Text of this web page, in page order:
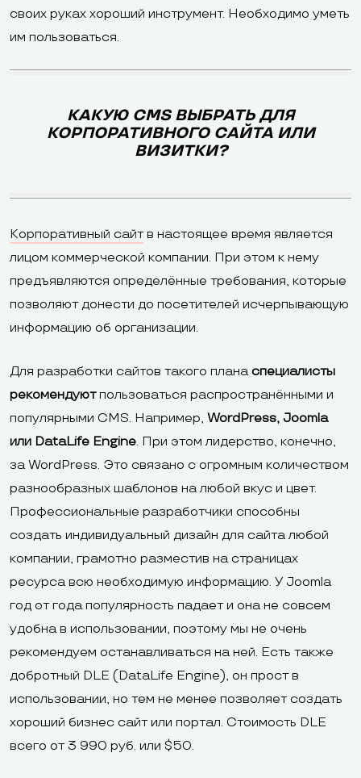
своих руках хороший инструмент. Необходимо уметь
им пользоваться.
КАКУЮ CMS ВЫБРАТЬ ДЛЯ
КОРПОРАТИВНОГО САЙТА ИЛИ
ВИЗИТКИ?
Корпоративный сайтв настоящее время является
лицом коммерческой компании. При этом к нему
предъявляются определённые требования, которые
позволяют донести до посетителей исчерпывающую
информацию об организации.
Для разработки сайтов такого плана специалисты
рекомендуютпользоваться распространёнными и
популярными CMS. Например, WordPress, Joomla
или DataLife Engine. При этом лидерство, конечно,
за WordPress. Это связано с огромным количеством
разнообразных шаблонов на любой вкус и цвет.
Профессиональные разработчики способны
создать индивидуальный дизайн для сайта любой
компании, грамотно разместив на страницах
ресурса всю необходимую информацию. У Joomla
год от года популярность падает и она не совсем
удобна в использовании, поэтому мы не очень
рекомендуем останавливаться на ней. Есть также
добротный DLE (DataLife Engine), он прост в
использовании, но тем не менее позволяет создать
хороший бизнес сайт или портал. Стоимость DLE
всего от 3 990 руб. или $50.